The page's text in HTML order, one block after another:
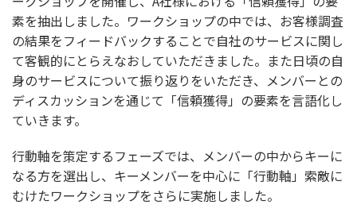
素を抽出しました。ワークショップの中では、お客様調査
の結果をフィードバックすることで自社のサービスに関し
て客観的にとらえなおしていただきました。また日頃の自
身のサービスについて振り返りをいただき、メンバーとの
ディスカッションを通じて「信頼獲得」の要素を言語化し
ていきます。
行動軸を策定するフェーズでは、メンバーの中からキーに
なる方を選出し、キーメンバーを中心に「行動軸」索敵に
むけたワークショップをさらに実施しました。